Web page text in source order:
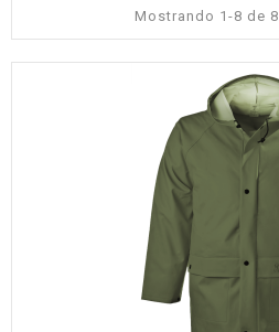
Mostrando 1-8 de